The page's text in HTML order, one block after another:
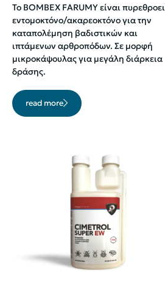
Το BOMBEX FARUMY είναι
εντομοκτόνο/ακαρεοκτόνο για την
καταπολέμηση βαδιστικών και
ιπτάμενων αρθροπόδων. Σε μορφή
μικροκάψουλας για μεγάλη διάρκεια
δράσης.
read more